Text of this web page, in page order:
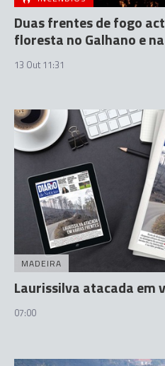
Duas frentes de fogo
floresta no Galhano e
13 Out 11:31
MADEIRA
Laurissilva atacada em
07:00